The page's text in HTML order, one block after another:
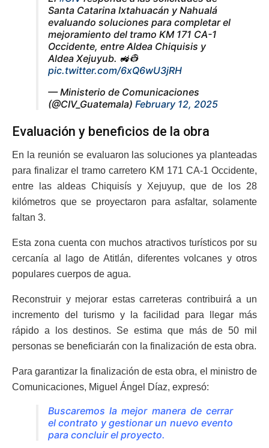
Santa Catarina Ixtahuacán y Nahualá
evaluando soluciones para completar el
mejoramiento del tramo KM 171 CA-1
Occidente, entre Aldea Chiquisis y
Aldea Xejuyub. 🚜👷
pic.twitter.com/6xQ6wU3jRH
— Ministerio de Comunicaciones
(@CIV_Guatemala) February 12, 2025
Evaluación y beneficios de la obra
En la reunión se evaluaron las soluciones ya planteadas
para finalizar el tramo carretero KM 171 CA-1 Occidente,
entre las aldeas Chiquisís y Xejuyup, que de los 28
kilómetros que se proyectaron para asfaltar, solamente
faltan 3.
Esta zona cuenta con muchos atractivos turísticos por su
cercanía al lago de Atitlán, diferentes volcanes y otros
populares cuerpos de agua.
Reconstruir y mejorar estas carreteras contribuirá a un
incremento del turismo y la facilidad para llegar más
rápido a los destinos. Se estima que más de 50 mil
personas se beneficiarán con la finalización de esta obra.
Para garantizar la finalización de esta obra, el ministro de
Comunicaciones, Miguel Ángel Díaz, expresó:
Buscaremos la mejor manera de cerrar
el contrato y gestionar un nuevo evento
para concluir el proyecto.